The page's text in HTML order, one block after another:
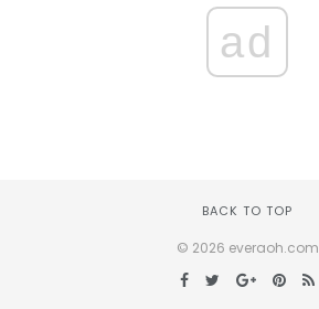
ad
BACK TO TOP
© 2026 everaoh.com